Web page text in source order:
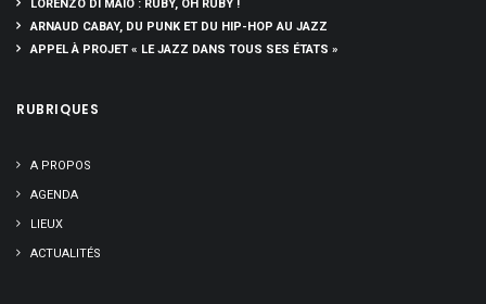
LORENZO DI MAIO : RUBY, OH RUBY !
ARNAUD CABAY, DU PUNK ET DU HIP-HOP AU JAZZ
APPEL À PROJET « LE JAZZ DANS TOUS SES ÉTATS »
RUBRIQUES
A PROPOS
AGENDA
LIEUX
ACTUALITÉS